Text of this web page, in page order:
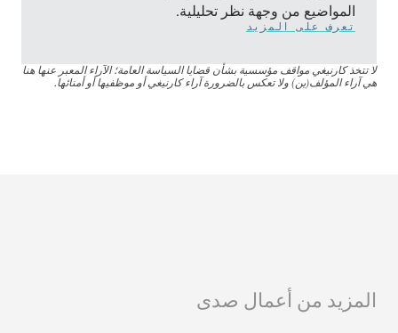
المواضيع من وجهة نظر تحليلية.
تعرف على المزيد
لا تتخذ كارنيغي مواقف مؤسسية بشأن قضايا السياسة العامة؛ الآراء المعبر عنها هنا
هي آراء المؤلف(ين) ولا تعكس بالضرورة آراء كارنيغي أو موظفيها أو أمنائها.
المزيد من أعمال صدى